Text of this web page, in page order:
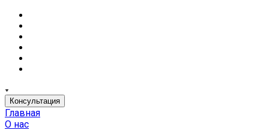
Консультация
Главная
О нас